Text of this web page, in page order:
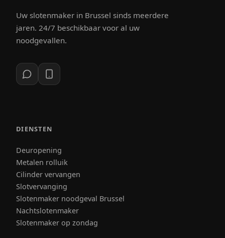
Uw slotenmaker in Brussel sinds meerdere
jaren. 24/7 beschikbaar voor al uw
noodgevallen.
DIENSTEN
Deuropening
Metalen rolluik
Cilinder vervangen
Slotvervanging
Slotenmaker noodgeval Brussel
Nachtslotenmaker
Slotenmaker op zondag